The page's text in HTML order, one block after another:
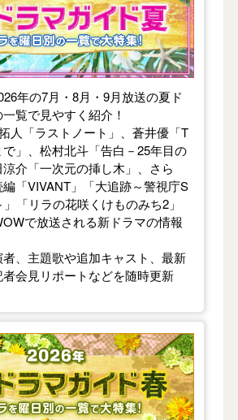
年の7月・8月・9月放送の夏ド
覧で見やすく紹介！
人「ラストノート」、蒼井優「T
」、松村北斗「告白－25年目の
介「一次元の挿し木」、さら
「VIVANT」「大追跡～警視庁S
「リラの花咲くけものみち2」
で放送される新ドラマの情報
、主題歌や追加キャスト、最新
会見リポートなどを随時更新
TVドラマガイド